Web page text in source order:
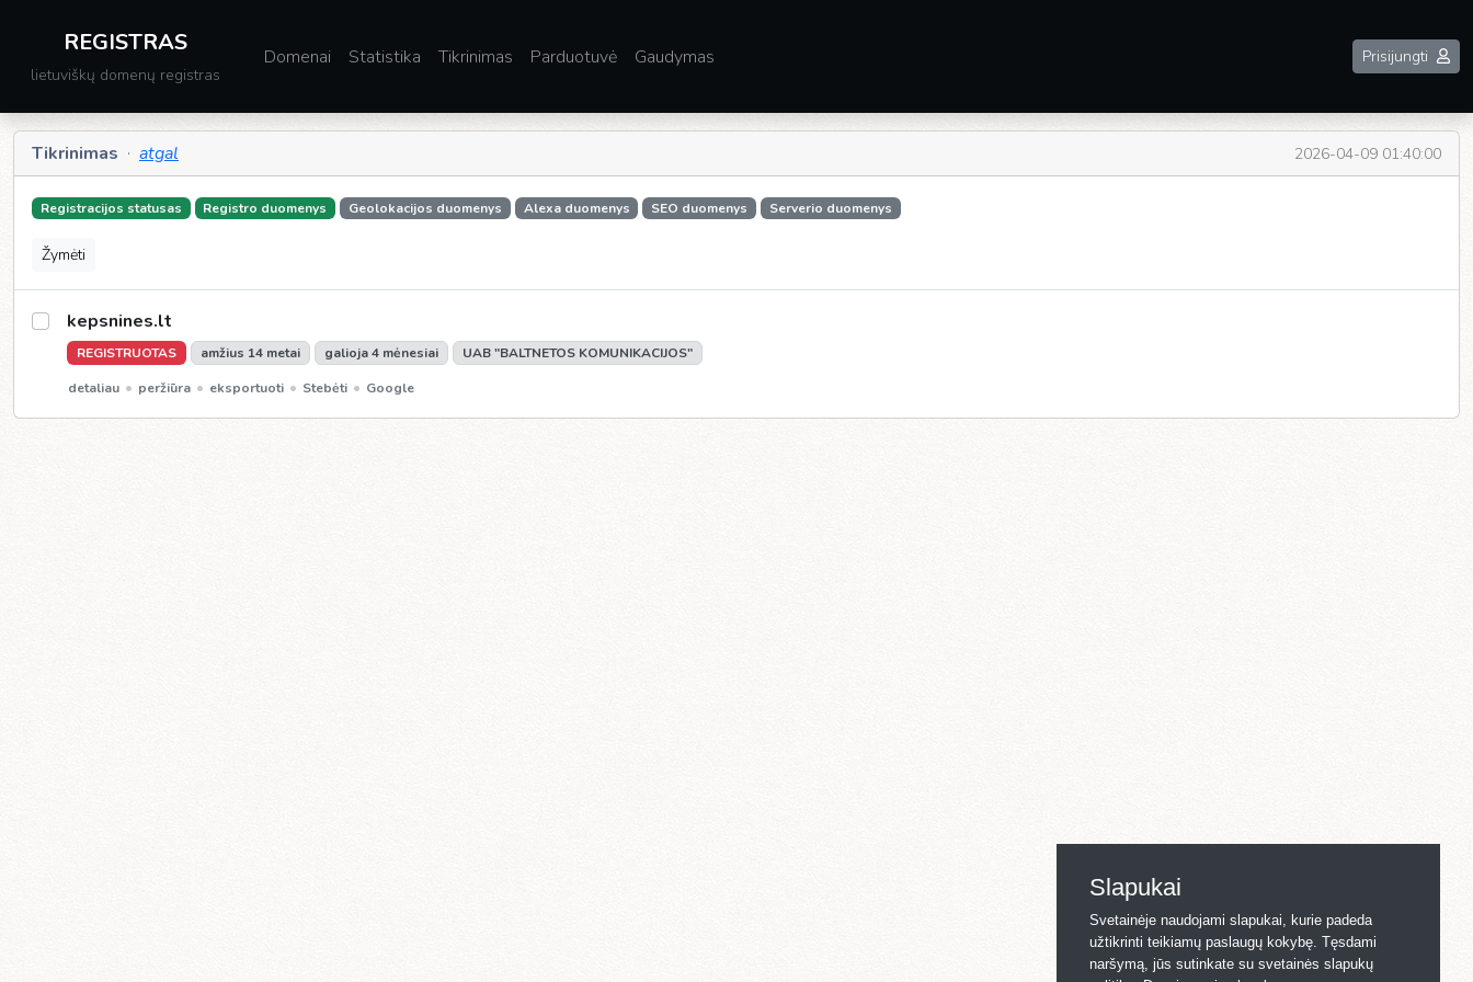
REGISTRAS
lietuviškų domenų registras
Domenai Statistika Tikrinimas Parduotuvė Gaudymas Prisijungti
Tikrinimas · atgal 2026-04-09 01:40:00
Registracijos statusas Registro duomenys Geolokacijos duomenys Alexa duomenys SEO duomenys Serverio duomenys
Žymėti
kepsnines.lt
REGISTRUOTAS amžius 14 metai galioja 4 mėnesiai
UAB "BALTNETOS KOMUNIKACIJOS"
detaliau • peržiūra • eksportuoti • Stebėti • Google
Slapukai
Svetainėje naudojami slapukai, kurie padeda
užtikrinti teikiamų paslaugų kokybę. Tęsdami
naršymą, jūs sutinkate su svetainės slapukų